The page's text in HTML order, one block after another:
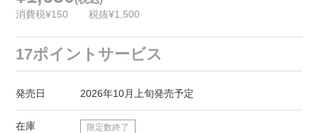
消費税¥150 税抜¥1,500
17ポイントサービス
発売日 2026年10月上旬発売予定
在庫 限定数終了